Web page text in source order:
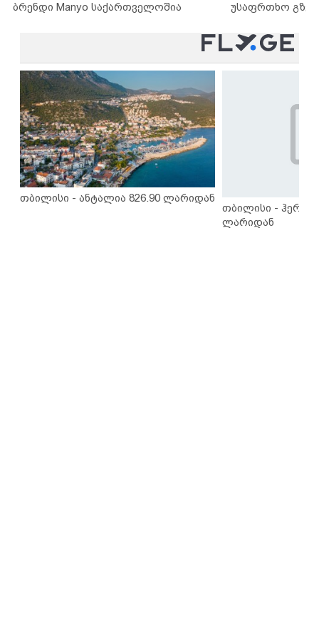
ბრენდი Manyo საქართველოშია
უსაფრთხო
თბილისი - ანტალია 826.90 ლარიდან
თბილისი -
ლარიდან